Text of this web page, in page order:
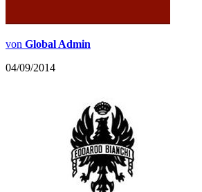
von Global Admin
04/09/2014